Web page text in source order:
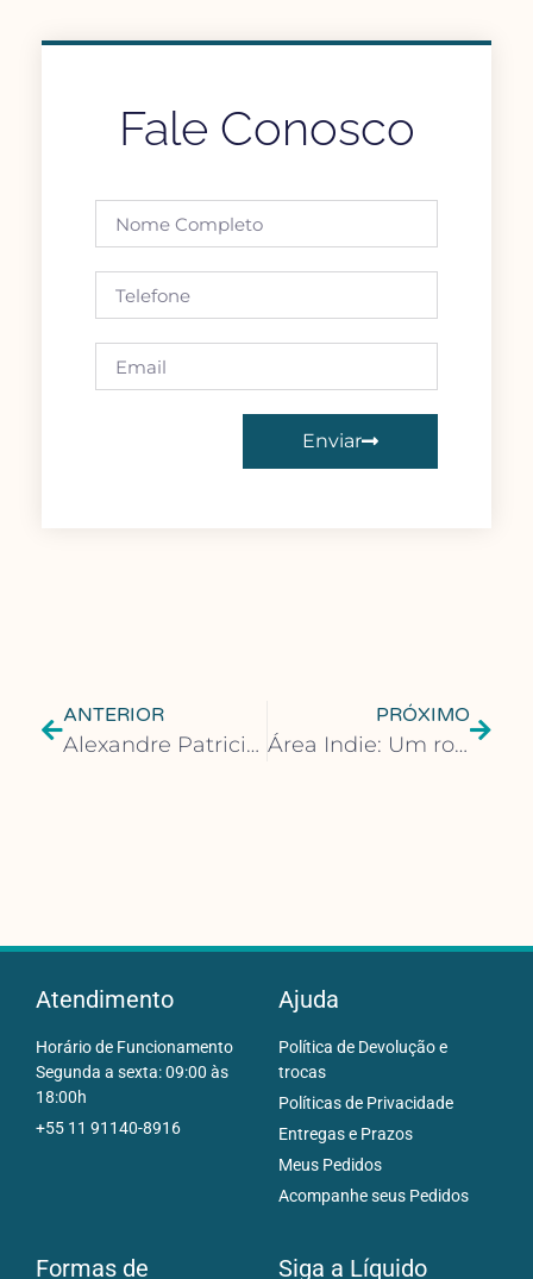
Fale Conosco
Enviar
ANTERIOR
Alexandre Patricio e Liana Ferraz lançam em São Paulo obra que entrelaça a psicanálise e a poesia
PRÓXIMO
Área Indie: Um romance de fantasia e os poemas macabros de Heinrich Heine
Atendimento
Horário de Funcionamento
Segunda a sexta: 09:00 às
18:00h
+55 11 91140-8916
Ajuda
Política de Devolução e
trocas
Políticas de Privacidade
Entregas e Prazos
Meus Pedidos
Acompanhe seus Pedidos
Formas de
Siga a Líquido